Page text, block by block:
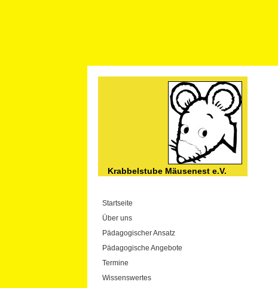
Krabbelstube Mäusenest e.V.
Startseite
Über uns
Pädagogischer Ansatz
Pädagogische Angebote
Termine
Wissenswertes